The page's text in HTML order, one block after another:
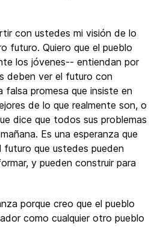
con ustedes mi visión de lo
futuro. Quiero que el pueblo
los jóvenes-- entiendan por
deben ver el futuro con
falsa promesa que insiste en
de lo que realmente son, o
dice que todos sus problemas
Es una esperanza que
futuro que ustedes pueden
y pueden construir para
porque creo que el pueblo
como cualquier otro pueblo